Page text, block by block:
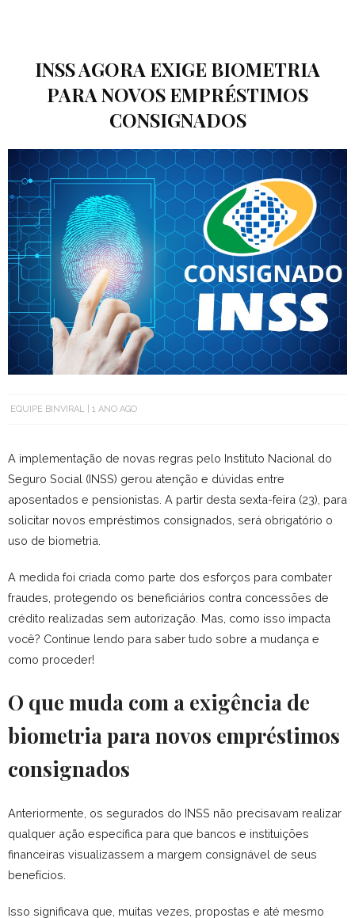
INSS AGORA EXIGE BIOMETRIA
PARA NOVOS EMPRÉSTIMOS
CONSIGNADOS
EQUIPE BINVIRAL 1 ANO AGO
A implementação de novas regras pelo Instituto Nacional do
Seguro Social (INSS) gerou atenção e dúvidas entre
aposentados e pensionistas. A partir desta sexta-feira (23), para
solicitar novos empréstimos consignados, será obrigatório o
uso de biometria.
A medida foi criada como parte dos esforços para combater
fraudes, protegendo os beneficiários contra concessões de
crédito realizadas sem autorização. Mas, como isso impacta
você? Continue lendo para saber tudo sobre a mudança e
como proceder!
O que muda com a exigência de
biometria para novos empréstimos
consignados
Anteriormente, os segurados do INSS não precisavam realizar
qualquer ação específica para que bancos e instituições
financeiras visualizassem a margem consignável de seus
benefícios.
Isso significava que, muitas vezes, propostas e até mesmo